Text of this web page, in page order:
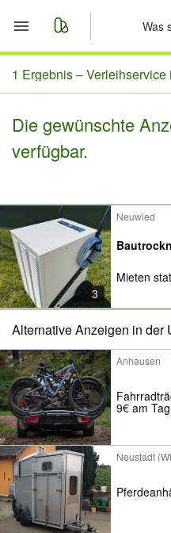
Start
Nachrichten
1 Ergebnis –
Die gewünschte
verfügbar.
3
Neuwied
Mieten
Alternative Anzeigen in der
Anhausen
9€ am Tag
Neustadt